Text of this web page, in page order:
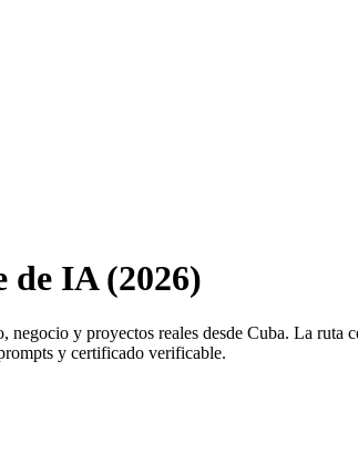
de IA (2026)
y proyectos reales desde Cuba. La ruta
y certificado verificable.